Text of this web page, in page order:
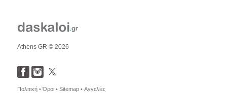
Athens GR © 2026
Πολιτική •Όροι • Sitemap • Αγγελίες